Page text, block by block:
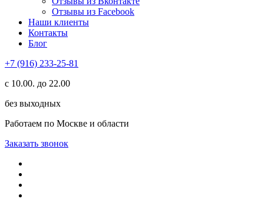
Отзывы из Facebook
Наши клиенты
Контакты
Блог
+7 (916) 233-25-81
с 10.00. до 22.00
без выходных
Работаем по Москве и области
Заказать звонок